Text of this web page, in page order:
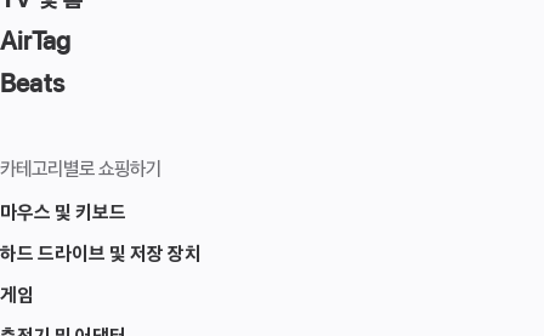
AirTag
Beats
카테고리별로 쇼핑하기
마우스 및 키보드
하드 드라이브 및 저장 장치
게임